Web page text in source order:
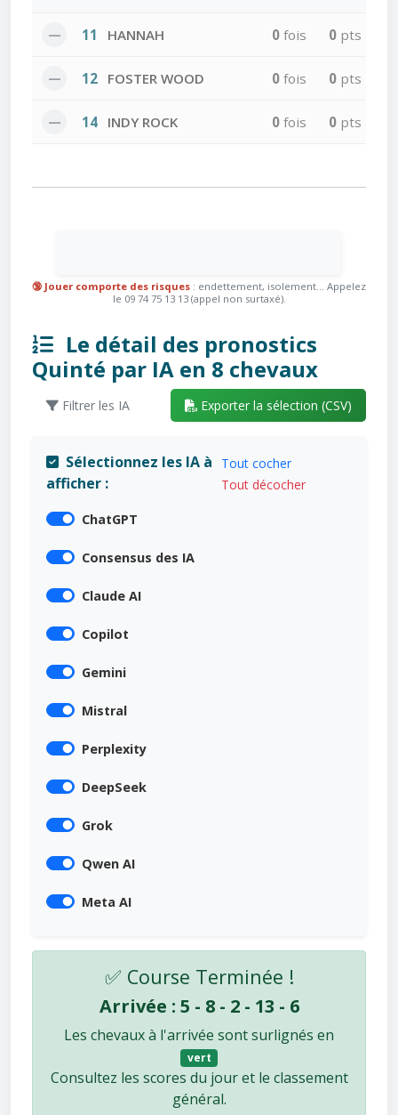
— 11 HANNAH 0 fois 0 pts
— 12 FOSTER WOOD 0 fois 0 pts
— 14 INDY ROCK 0 fois 0 pts
🔞 Jouer comporte des risques : endettement, isolement... Appelez
le 09 74 75 13 13 (appel non surtaxé).
Le détail des pronostics
Quinté par IA en 8 chevaux
Filtrer les IA Exporter la sélection (CSV)
Sélectionnez les IA à
afficher :
Tout cocher
Tout décocher
ChatGPT
Consensus des IA
Claude AI
Copilot
Gemini
Mistral
Perplexity
DeepSeek
Grok
Qwen AI
Meta AI
✅ Course Terminée !
Arrivée : 5 - 8 - 2 - 13 - 6
Les chevaux à l'arrivée sont surlignés en
vert
Consultez les scores du jour et le classement
général.